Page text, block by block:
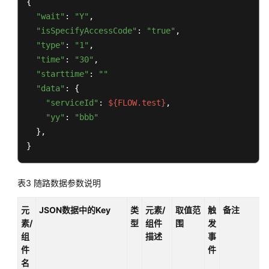
队
元
意
度
键
别
"wait" : "Y" ,
"isSpecifyAccessCode" : "true" ,
"type" : "1" ,
"time" : "30" ,
"starttime" :
""
"data" : {
"serviceId" : ${FLOW.test} ,
"yy" :
"bbb"
  },
}
表3 随路数据参数说明
元
素/
组
件
名
JSON数据中的Key
类
型
元素/
组件
描述
取值范
围
触
发
事
件
备注